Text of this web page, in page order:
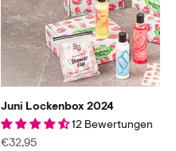
Juni Lockenbox 2024
12 Bewertungen
Angebot
€32,95